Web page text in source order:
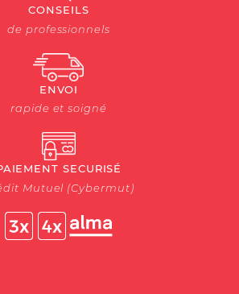
CONSEILS
de professionnels
ENVOI
rapide et soigné
SECURISÉ
Mutuel (Cybermut)